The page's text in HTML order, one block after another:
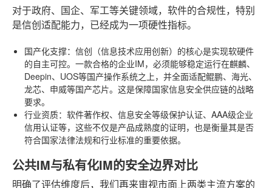
对于政府、国企、军工等关键领域，软件的合规性，特别
是信创适配能力，已经成为一项硬性指标。
国产化支撑：信创（信息技术应用创新）的核心是实现软硬件
的自主可控。一款合格的企业IM，必须能够稳定运行在麒麟、
Deepin、UOS等国产操作系统之上，并全面适配鲲鹏、海光、
龙芯、申威等国产芯片。这是保障国家信息安全供应链的战略
要求。
行业资质：软件著作权、信息安全等级保护认证、AAA级企业
信用认证等，这些不仅是产品成熟度的证明，也是衡量其是否
符合国家法律法规和行业标准的重要依据。
公共IM与私有化IM的安全边界对比
明确了评估维度后，我们再来审视市面上两类主流方案的